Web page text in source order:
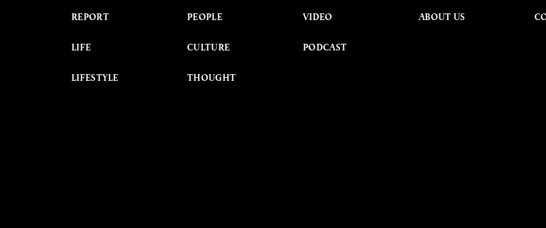
REPORT
LIFE
LIFESTYLE
PEOPLE
CULTURE
THOUGHT
VIDEO
PODCAST
ABOUT US